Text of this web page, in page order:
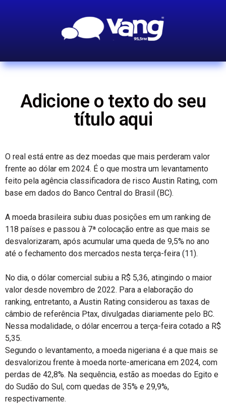
Adicione o texto do seu
título aqui
O real está entre as dez moedas que mais perderam valor
frente ao dólar em 2024. É o que mostra um levantamento
feito pela agência classificadora de risco Austin Rating, com
base em dados do Banco Central do Brasil (BC).
A moeda brasileira subiu duas posições em um ranking de
118 países e passou à 7ª colocação entre as que mais se
desvalorizaram, após acumular uma queda de 9,5% no ano
até o fechamento dos mercados nesta terça-feira (11).
No dia, o dólar comercial subiu a R$ 5,36, atingindo o maior
valor desde novembro de 2022. Para a elaboração do
ranking, entretanto, a Austin Rating considerou as taxas de
câmbio de referência Ptax, divulgadas diariamente pelo BC.
Nessa modalidade, o dólar encerrou a terça-feira cotado a R$
5,35.
Segundo o levantamento, a moeda nigeriana é a que mais se
desvalorizou frente à moeda norte-americana em 2024, com
perdas de 42,8%. Na sequência, estão as moedas do Egito e
do Sudão do Sul, com quedas de 35% e 29,9%,
respectivamente.